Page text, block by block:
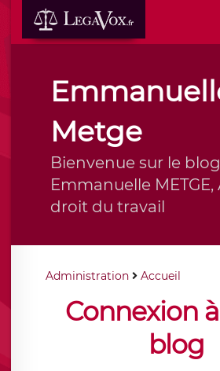
Metge
Bienvenue sur le
Emmanuelle METGE,
droit du travail
Administration Accueil
Connexion
blog